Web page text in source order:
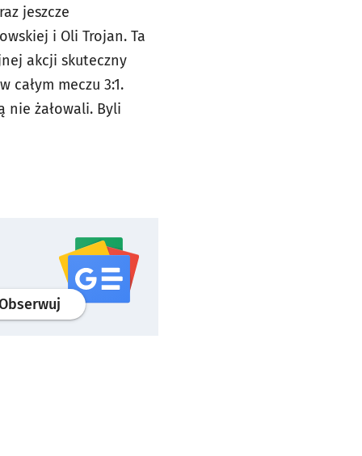
jeszcze
i Oli Trojan. Ta
akcji skuteczny
całym meczu 3:1.
nie żałowali. Byli
profilgoogle news